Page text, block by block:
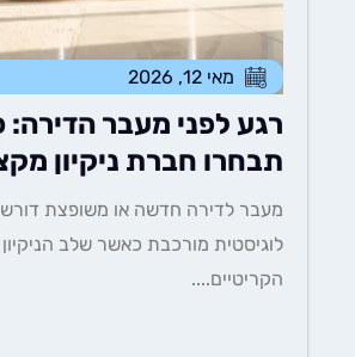
מאי 12, 2026
רגע לפני מעבר הדירה: כך
תבחרו חברת ניקיון מקצועית
מעבר לדירה חדשה או משופצת דורש היערכות
לוגיסטית מורכבת כאשר שלב הניקיון הוא אחד
הקריטיים....